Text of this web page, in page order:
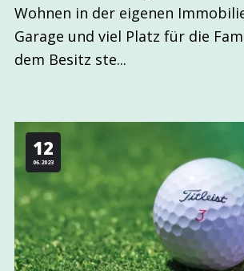
Wohnen in der eigenen
Garage und viel Platz für die
dem Besitz ste...
12
06.2023